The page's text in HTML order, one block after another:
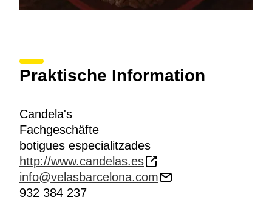
Praktische Information
Candela's
Fachgeschäfte
botigues especialitzades
http://www.candelas.es
info@velasbarcelona.com
932 384 237